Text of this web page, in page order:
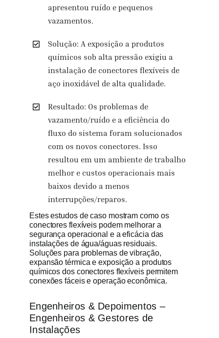
apresentou ruído e pequenos
vazamentos.
Solução: A exposição a produtos
químicos sob alta pressão exigiu a
instalação de conectores flexíveis de
aço inoxidável de alta qualidade.
Resultado: Os problemas de
vazamento/ruído e a eficiência do
fluxo do sistema foram solucionados
com os novos conectores. Isso
resultou em um ambiente de trabalho
melhor e custos operacionais mais
baixos devido a menos
interrupções/reparos.
Estes estudos de caso mostram como os
conectores flexíveis podem melhorar a
segurança operacional e a eficácia das
instalações de água/águas residuais.
Soluções para problemas de vibração,
expansão térmica e exposição a produtos
químicos dos conectores flexíveis permitem
conexões fáceis e operação econômica.
Engenheiros & Depoimentos –
Engenheiros & Gestores de
Instalações